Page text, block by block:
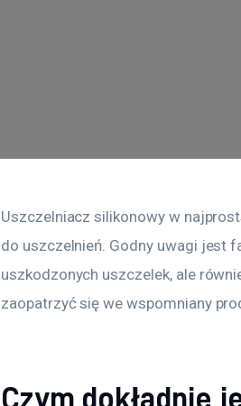
Uszczelniacz silikonowy w
do uszczelnień. Godny uwagi jest
uszkodzonych uszczelek, ale
zaopatrzyć się we wspomniany
Czym dokładnie